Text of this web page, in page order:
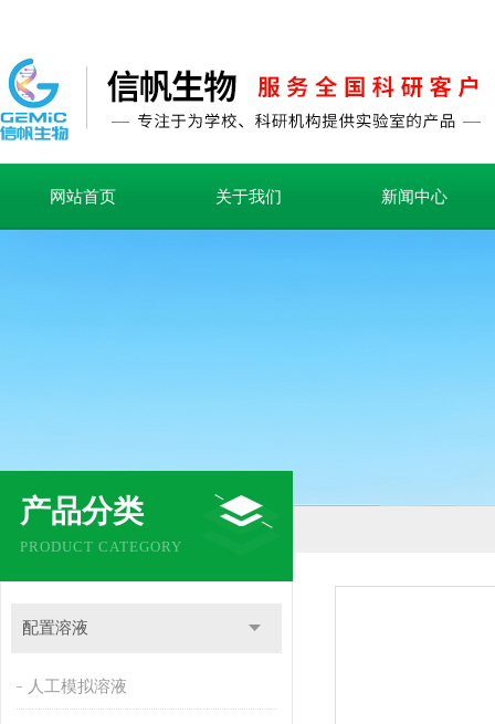
网站首页 关于我们 新闻中心
产品分类
PRODUCT CATEGORY
配置溶液
人工模拟溶液